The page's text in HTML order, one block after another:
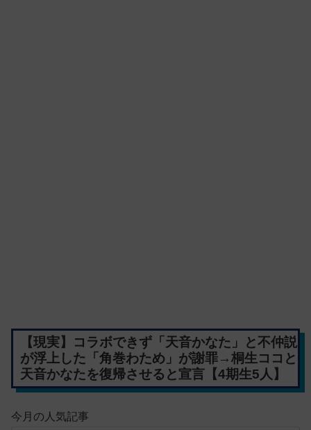
【現実】コラボできず「天音かなた」と不仲説
が浮上した「角巻わため」が謝罪→桐生ココと
天音かなたを復帰させると宣言【4期生5人】
今月の人気記事